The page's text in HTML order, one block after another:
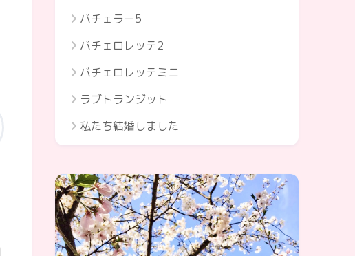
バチェラー5
バチェロレッテ2
バチェロレッテミニ
ラブトランジット
私たち結婚しました